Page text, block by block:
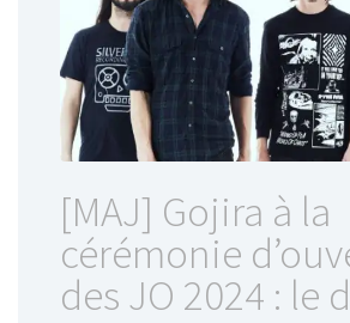
[MAJ] Gojira à la
cérémonie
des JO 2024 : le